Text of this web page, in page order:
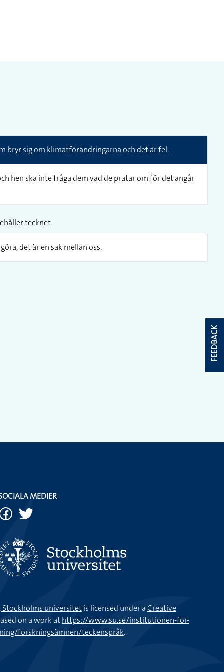
bryr sig om klimatförändringarna och det är fel.
hen ska inte fråga dem vad de pratar om för det angår
tecknet
det är en sak mellan oss.
FEEDBACK
MEDIER
universitetis licensed under aCreative
on a work athttps://www.su.se/institutionen-for-
forskningsämnen/teckenspråk.